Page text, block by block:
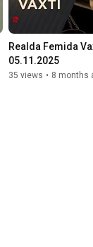
Realda Femida
05.11.2025
35 views • 8 months